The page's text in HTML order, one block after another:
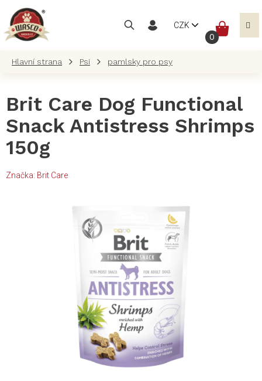
obsah
CZK
Psi pamlsky pro psy
Brit Care Dog Functional
Snack Antistress Shrimps
150g
Značka: Brit Care